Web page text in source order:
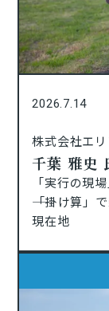
2026.7.14
株式会社エリ
千葉 雅史
「実行の現
――「掛け算
現在地